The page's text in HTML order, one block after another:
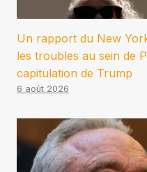
Un rapport du New
les troubles au sein de
capitulation de Trump
6 août 2026